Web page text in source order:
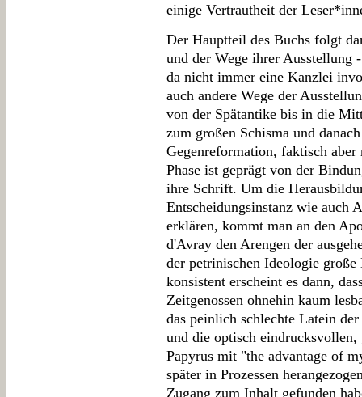
einige Vertrautheit der
Der Hauptteil des Buchs folgt
und der Wege ihrer Ausstellung
da nicht immer eine Kanzlei
auch andere Wege der
von der Spätantike bis in die
zum großen Schisma und
Gegenreformation, faktisch
Phase ist geprägt von der
ihre Schrift. Um die
Entscheidungsinstanz wie auch
erklären, kommt man an den
d'Avray den Arengen der
der petrinischen Ideologie
konsistent erscheint es dann,
Zeitgenossen ohnehin kaum
das peinlich schlechte Latein
und die optisch
Papyrus mit "the advantage of
später in Prozessen
Zugang zum Inhalt gefunden